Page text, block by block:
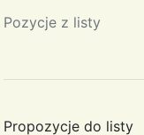
Pozycje z listy
Propozycje do listy